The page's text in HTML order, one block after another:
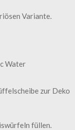
Variante.
Water
zur Deko
füllen.